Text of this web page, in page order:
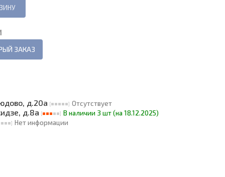
ЗАКАЗ
д.20а
Отсутствует
д.8а В наличии 3 шт (на 18.12.2025)
Нет информации